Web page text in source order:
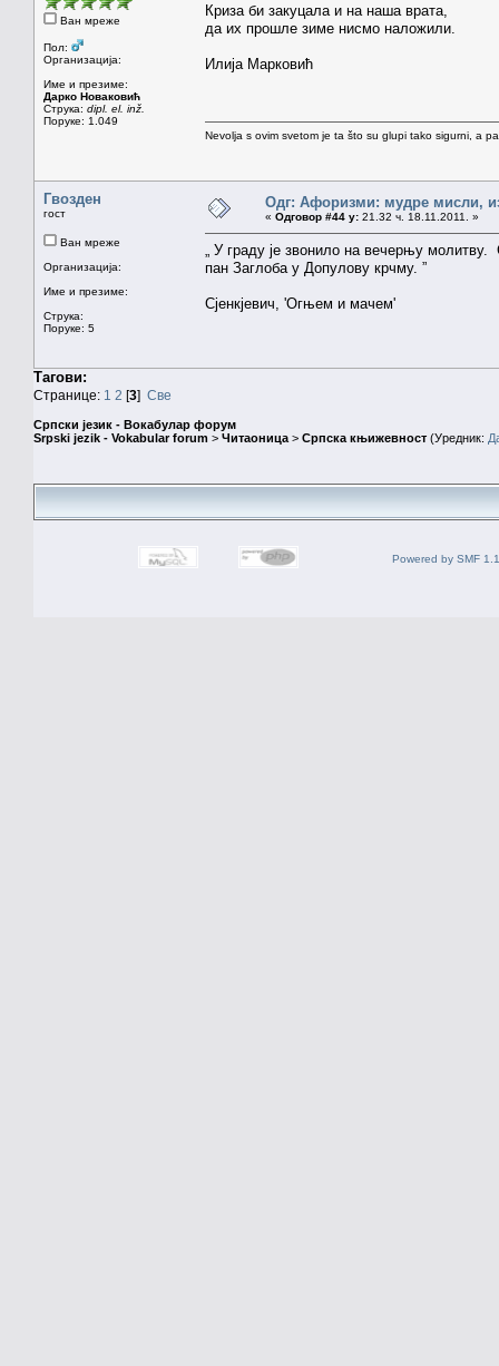
Ван мреже
Пол:
Организација:
Име и презиме:
Дарко Новаковић
Струка: dipl. el. inž.
Поруке: 1.049
Криза би закуцала и на наша врата,
да их прошле зиме нисмо наложили.
Илија Марковић
Nevolja s ovim svetom je ta što su glupi tako sigurni, a
Гвозден
гост
Ван мреже
Организација:
Име и презиме:
Струка:
Поруке: 5
Одг: Афоризми: мудре мисли,
« Одговор #44 у: 21.32 ч. 18.11.2011. »
„ У граду је звонило на вечерњу
пан Заглоба у Допулову крчму. ”
Сјенкјевич, 'Огњем и мачем'
Тагови:
Странице: 1 2 [3] Све
Српски језик - Вокабулар форум
Srpski jezik - Vokabular forum > Читаоница > Српска књижевност (Уредник:
Powered by SMF